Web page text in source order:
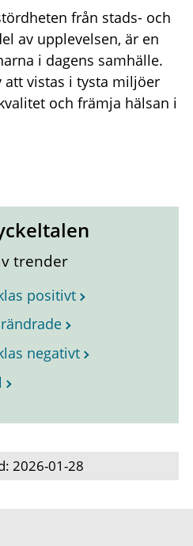
från stads- och
av upplevelsen, är en
i dagens samhälle.
att vistas i tysta miljöer
och främja hälsan i
trender
positivt
negativt
2026-01-28